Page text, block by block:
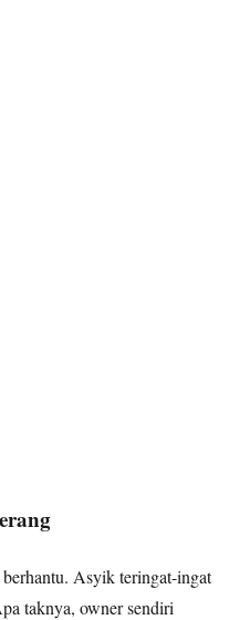
Asyik teringat-ingat
taknya, owner sendiri